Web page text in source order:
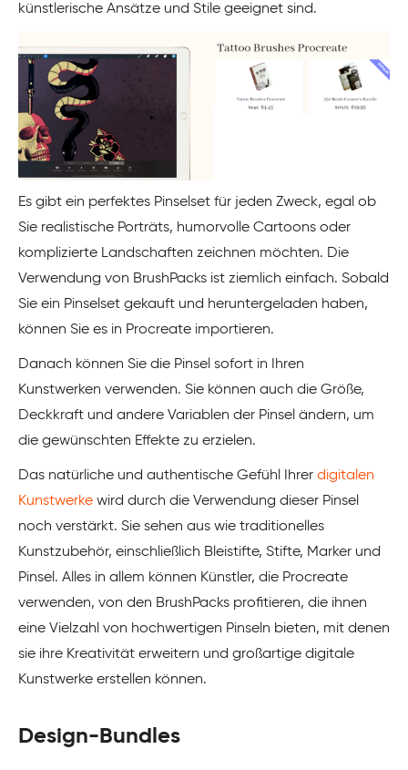
künstlerische Ansätze und Stile geeignet sind.
Es gibt ein perfektes Pinselset für jeden Zweck, egal ob
Sie realistische Porträts, humorvolle Cartoons oder
komplizierte Landschaften zeichnen möchten. Die
Verwendung von BrushPacks ist ziemlich einfach. Sobald
Sie ein Pinselset gekauft und heruntergeladen haben,
können Sie es in Procreate importieren.
Danach können Sie die Pinsel sofort in Ihren
Kunstwerken verwenden. Sie können auch die Größe,
Deckkraft und andere Variablen der Pinsel ändern, um
die gewünschten Effekte zu erzielen.
Das natürliche und authentische Gefühl Ihrer digitalen
Kunstwerke wird durch die Verwendung dieser Pinsel
noch verstärkt. Sie sehen aus wie traditionelles
Kunstzubehör, einschließlich Bleistifte, Stifte, Marker und
Pinsel. Alles in allem können Künstler, die Procreate
verwenden, von den BrushPacks profitieren, die ihnen
eine Vielzahl von hochwertigen Pinseln bieten, mit denen
sie ihre Kreativität erweitern und großartige digitale
Kunstwerke erstellen können.
Design-Bundles